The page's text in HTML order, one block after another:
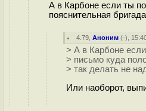
А в Карбоне если ты
пояснительная
4.79 ,Аноним (-),
> А в Карбоне
> письмо куда
> так делать не
Или наоборот,